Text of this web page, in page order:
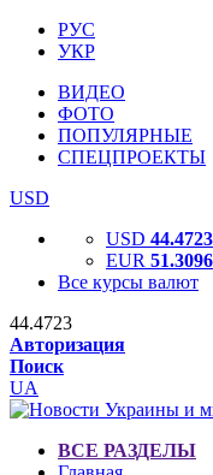
РУС
УКР
ВИДЕО
ФОТО
ПОПУЛЯРНЫЕ
СПЕЦПРОЕКТЫ
USD
USD 44.4723
EUR 51.3096
Все курсы валют
44.4723
Авторизация
Поиск
UA
ВСЕ РАЗДЕЛЫ